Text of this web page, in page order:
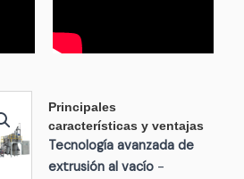
Principales
características y ventajas
Tecnología avanzada de
extrusión al vacío-